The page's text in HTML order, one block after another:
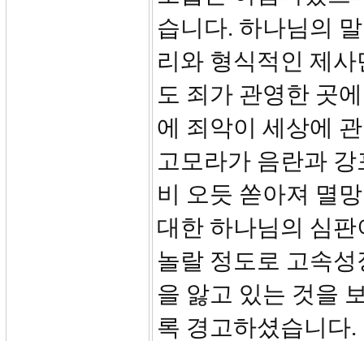
습니다. 하나님의
리와 형식적인 제
도 죄가 관영한 곳
에 죄악이 세상에
고모라가 음란과
비 오듯 쏟아져 멸
대한 하나님의 심
놀랄 정도로 고속
을 앓고 있는 것을
록 경고하셨습니다